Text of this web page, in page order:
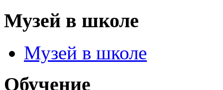
Музей в школе
Музей в школе
Обучение